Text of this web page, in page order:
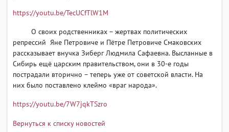
https://youtu.be/TecUCfTlW1M
О своих родственниках – жертвах политических
репрессий Яне Петровиче и Пётре Петровиче Смаковских
рассказывает внучка Зиберг Людмила Сафаевна. Высланные в
Сибирь ещё царским правительством, они в 30-е годы
пострадали вторично – теперь уже от советской власти. На
них было поставлено клеймо «враг народа».
https://youtu.be/7W7jqkTSzro
Вернуться к списку новостей